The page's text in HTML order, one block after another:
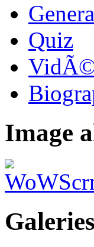
Quiz
Image
Galeries